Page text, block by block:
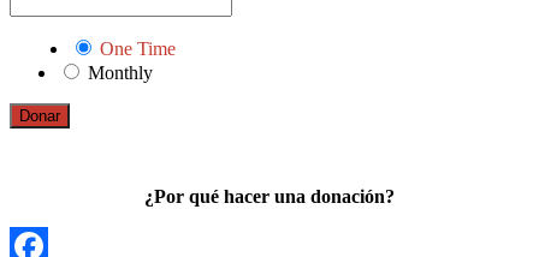
One Time
Monthly
Donar
¿Por qué hacer una donación?